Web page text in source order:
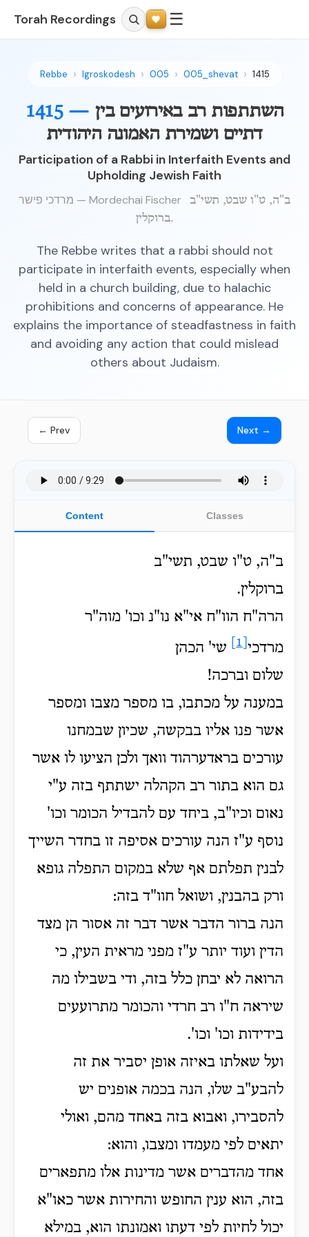
Torah Recordings ☰
Rebbe Igroskodesh 005 005_shevat 1415
1415 — השתתפות רב באירועים בין
דתיים ושמירת האמונה היהודית
Participation of a Rabbi in Interfaith Events and
Upholding Jewish Faith
מרדכי פישר — Mordechai Fischer
ב"ה, ט"ו שבט, תשי"ב
ברוקלין.
The Rebbe writes that a rabbi should not
participate in interfaith events, especially when
held in a church building, due to halachic
prohibitions and concerns of appearance. He
explains the importance of steadfastness in faith
and avoiding any action that could mislead
others about Judaism.
← Prev Next →
Content Classes
ב"ה, ט"ו שבט, תשי"ב
ברוקלין.
הרה"ח הוו"ח אי"א נו"נ וכו' מוה"ר
מרדכי
שי' הכהן
שלום וברכה!
במענה על מכתבו, בו מספר מצבו ומספר
אשר פנו אליו בבקשה, שכיון שבמחנו
עורכים בראדערהוד וואך ולכן הציעו לו אשר
גם הוא בתור רב הקהלה ישתתף בזה ע"י
נאום וכיו"ב, ביחד עם להבדיל הכומר וכו'
נוסף ע"ז הנה עורכים אסיפה זו בחדר השייך
לבנין תפלתם אף שלא במקום התפלה גופא
ורק בהבנין, ושואל חוו"ד בזה:
הנה ברור הדבר אשר דבר זה אסור הן מצד
הדין ועוד יותר ע"ז מפני מראית העין, כי
הרואה לא יבחן כלל בזה, ודי בשבילו מה
שיראה ח"ו רב חרדי והכומר מתרועעים
בידידות וכו' וכו'.
ועל שאלתו באיזה אופן יסביר את זה
להבע"ב שלו, הנה בכמה אופנים יש
להסבירו, ואבוא בזה באחד מהם, ואולי
יתאים לפי מעמדו ומצבו, והוא:
אחד מהדברים אשר מדינות אלו מתפארים
בזה, הוא ענין החופש והחירות אשר כאו"א
יכול לחיות לפי דעתו ואמונתו הוא, במילא